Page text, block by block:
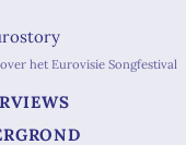
het Eurovisie Songfestival